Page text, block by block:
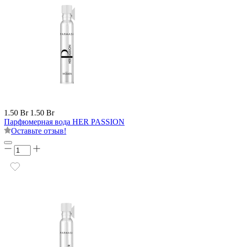
1.50 Br 1.50 Br
Парфюмерная вода HER PASSION
Оставьте отзыв!